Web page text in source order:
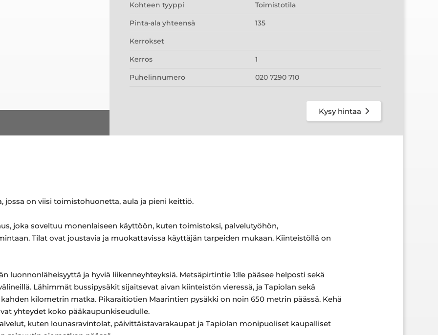
Kohteen tyyppi Toimistotila
Pinta-ala yhteensä 135
Kerrokset
Kerros 1
Puhelinnumero 020 7290 710
Kysy hintaa
jossa on viisi toimistohuonetta, aula ja pieni keittiö.
joka soveltuu monenlaiseen käyttöön, kuten toimistoksi, palvelutyöhön,
Tilat ovat joustavia ja muokattavissa käyttäjän tarpeiden mukaan. Kiinteistöllä on
luonnonläheisyyttä ja hyviä liikenneyhteyksiä. Metsäpirtintie 1:lle pääsee helposti sekä
Lähimmät bussipysäkit sijaitsevat aivan kiinteistön vieressä, ja Tapiolan sekä
kilometrin matka. Pikaraitiotien Maarintien pysäkki on noin 650 metrin päässä. Kehä
yhteydet koko pääkaupunkiseudulle.
kuten lounasravintolat, päivittäistavarakaupat ja Tapiolan monipuoliset kaupalliset